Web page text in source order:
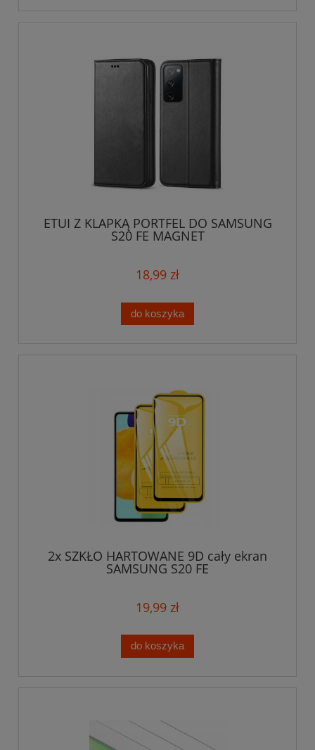
ETUI Z KLAPKĄ PORTFEL DO SAMSUNG
S20 FE MAGNET
18,99 zł
do koszyka
2x SZKŁO HARTOWANE 9D cały ekran
SAMSUNG S20 FE
19,99 zł
do koszyka